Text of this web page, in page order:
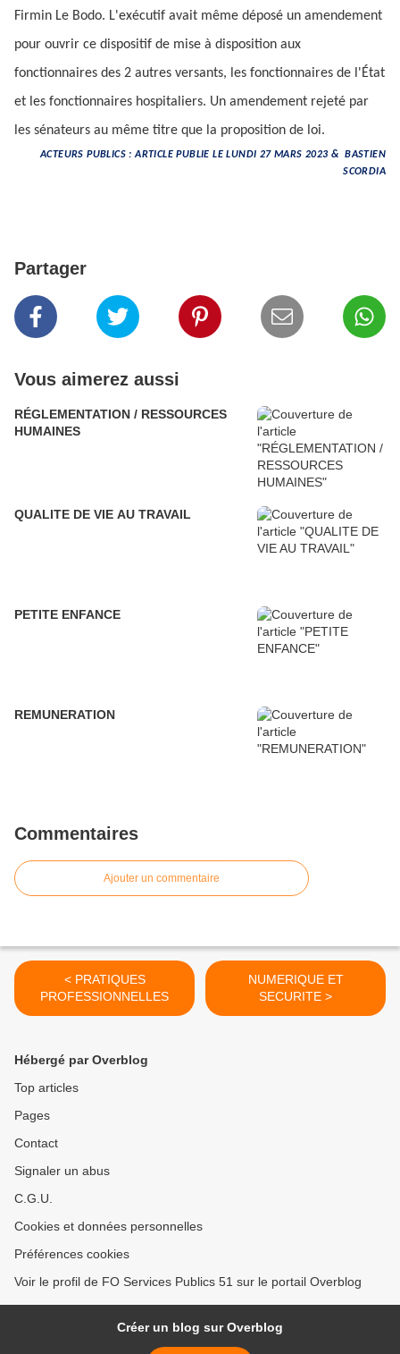
Firmin Le Bodo. L'exécutif avait même déposé un amendement
pour ouvrir ce dispositif de mise à disposition aux
fonctionnaires des 2 autres versants, les fonctionnaires de l'État
et les fonctionnaires hospitaliers. Un amendement rejeté par
les sénateurs au même titre que la proposition de loi.
ACTEURS PUBLICS : ARTICLE PUBLIE LE LUNDI 27 MARS 2023 & BASTIEN
SCORDIA
Partager
Vous aimerez aussi
RÉGLEMENTATION / RESSOURCES
HUMAINES
QUALITE DE VIE AU TRAVAIL
PETITE ENFANCE
REMUNERATION
Commentaires
Ajouter un commentaire
< PRATIQUES
PROFESSIONNELLES
NUMERIQUE ET
SECURITE >
Hébergé par Overblog
Top articles
Pages
Contact
Signaler un abus
C.G.U.
Cookies et données personnelles
Préférences cookies
Voir le profil de FO Services Publics 51 sur le portail Overblog
Créer un blog sur Overblog